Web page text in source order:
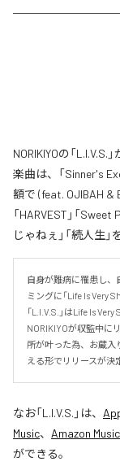
NORIKIYOの「
楽曲は、「Sinner's
額で (feat. OJIBAH &
「HARVEST」「Sweet
じゃねぇ」「続人生
自身が難病に罹患し、
ミングに「Life Is Very
「L.I.V.S.」はLife Is
NORIKIYOが収監中に
所が叶った為、お蔵
える形でリリースが決
なお「L.I.V.S. 」は、
Music、 Amazon
ができる。